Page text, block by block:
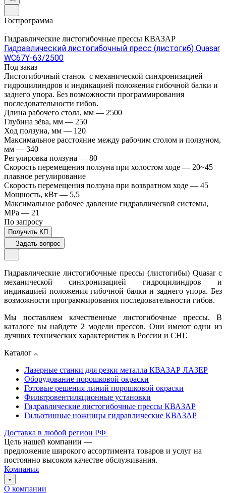
Госпрограмма
Гидравлические листогибочные прессы КВАЗАР
Гидравлический листогибочный пресс (листогиб) Quasar
WC67Y-63/2500
Под заказ
Листогибочный станок с механической синхронизацией
гидроцилиндров и индикацией положения гибочной балки и
заднего упора. Без возможности программирования
последовательности гибов.
Длина рабочего стола, мм — 2500
Глубина зёва, мм — 250
Ход ползуна, мм — 120
Максимальное расстояние между рабочим столом и ползуном,
мм — 340
Регулировка ползуна — 80
Скорость перемещения ползуна при холостом ходе — 20~45
плавное регулирование
Скорость перемещения ползуна при возвратном ходе — 45
Мощность, кВт — 5,5
Максимальное рабочее давление гидравлической системы,
MPa — 21
По запросу
Получить КП
Задать вопрос
Гидравлические листогибочные прессы (листогибы) Quasar с
механической синхронизацией гидроцилиндров и
индикацией положения гибочной балки и заднего упора. Без
возможности программирования последовательности гибов.
Мы поставляем качественные листогибочные прессы. В
каталоге вы найдете 2 модели прессов. Они имеют одни из
лучших технических характеристик в России и СНГ.
Каталог
Лазерные станки для резки металла КВАЗАР ЛАЗЕР
Оборудование порошковой окраски
Готовые решения линий порошковой окраски
Фильтровентиляционные установки
Гидравлические листогибочные прессы КВАЗАР
Гильотинные ножницы гидравлические КВАЗАР
Доставка в любой регион РФ
Цель нашей компании —
предложение широкого ассортимента товаров и услуг на
постоянно высоком качестве обслуживания.
Компания
О компании